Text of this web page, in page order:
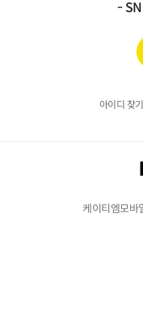
-
아이디 찾기
케이티엠모바